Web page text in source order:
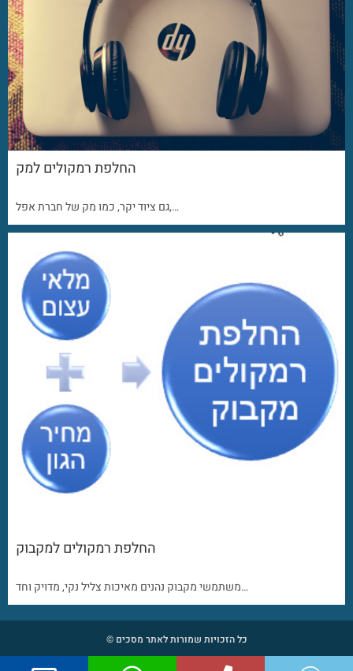
החלפת רמקולים למק
גם ציוד יקר, כמו מק של חברת אפל,…
החלפת רמקולים למקבוק
משתמשי מקבוק נהנים מאיכות צליל נקי, מדויק וחד…
כל הזכויות שמורות לאתר מסכים ©